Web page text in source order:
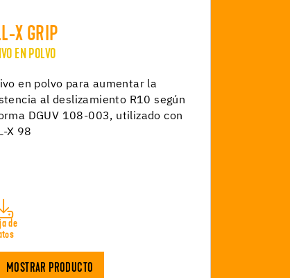
X GRIP
EN POLVO
en polvo para aumentar la
al deslizamiento R10 según
DGUV 108-003, utilizado con
X 98
de
MOSTRAR PRODUCTO